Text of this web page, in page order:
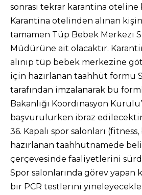
sonrası tekrar karantina oteline
Karantina otelinden alınan
tamamen Tüp Bebek Merkezi
Müdürüne ait olacaktır.
alınıp tüp bebek merkezine
için hazırlanan taahhüt formu
tarafından imzalanarak bu
Bakanlığı Koordinasyon
başvurulurken ibraz
36. Kapalı spor salonları
hazırlanan taahhütnamede
çerçevesinde faaliyetlerini
Spor salonlarında görev yapan
bir PCR testlerini